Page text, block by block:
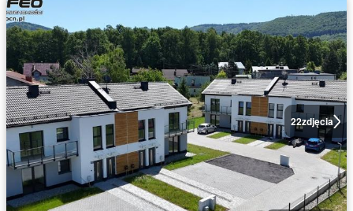
22zdjęcia